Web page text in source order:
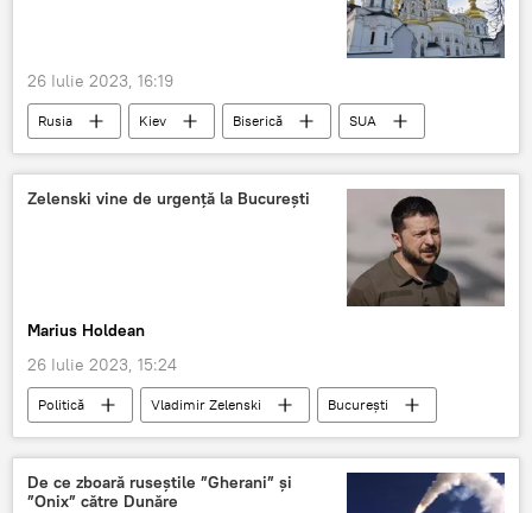
26 Iulie 2023, 16:19
Rusia Kiev Biserică SUA
Zelenski vine de urgență la București
Marius Holdean
26 Iulie 2023, 15:24
Politică Vladimir Zelenski București
De ce zboară ruseștile ”Gherani” și
”Onix” către Dunăre